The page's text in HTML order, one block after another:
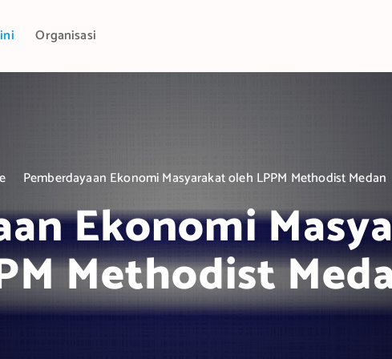
Organisasi
Pemberdayaan Ekonomi Masyarakat oleh LPPM Methodist Medan
Ekonomi
Methodist